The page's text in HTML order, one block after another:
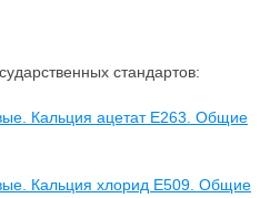
стандартов:
Кальция ацетат E263. Общие
Кальция хлорид Е509. Общие